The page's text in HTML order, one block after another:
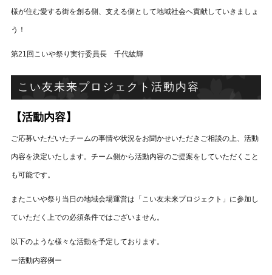
様が住む愛する街を創る側、支える側として地域社会へ貢献していきましょ
う！
第21回こいや祭り実行委員長 千代紘輝
こい友未来プロジェクト活動内容
【活動内容】
ご応募いただいたチームの事情や状況をお聞かせいただきご相談の上、活動
内容を決定いたします。チーム側から活動内容のご提案をしていただくこと
も可能です。
またこいや祭り当日の地域会場運営は「こい友未来プロジェクト」に参加し
ていただく上での必須条件ではございません。
以下のような様々な活動を予定しております。
ー活動内容例ー